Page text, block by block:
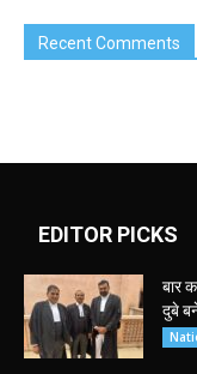
Recent Comments
EDITOR PICKS
बार
दुबे